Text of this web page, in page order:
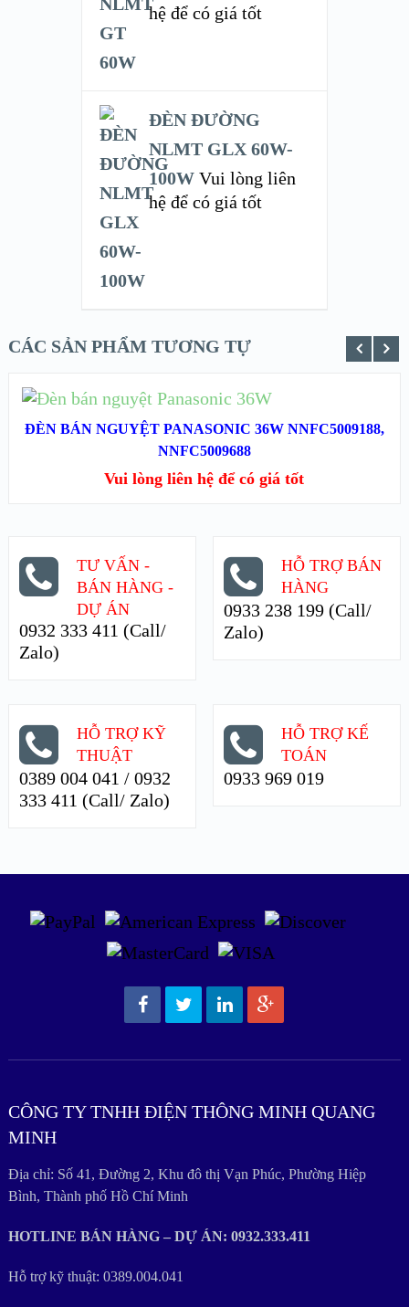
hệ để có giá tốt
ĐÈN ĐƯỜNG
NLMT GLX 60W-
100W Vui lòng liên
hệ để có giá tốt
CÁC SẢN PHẨM TƯƠNG TỰ
XEM NHANH
ĐỌC TIẾP
ĐÈN BÁN NGUYỆT PANASONIC 36W NNFC5009188,
NNFC5009688
Vui lòng liên hệ để có giá tốt
TƯ VẤN -
BÁN HÀNG -
DỰ ÁN
0932 333 411 (Call/
Zalo)
HỖ TRỢ BÁN
HÀNG
0933 238 199 (Call/
Zalo)
HỖ TRỢ KỸ
THUẬT
0389 004 041 / 0932
333 411 (Call/ Zalo)
HỖ TRỢ KẾ
TOÁN
0933 969 019
CÔNG TY TNHH ĐIỆN THÔNG MINH QUANG
MINH
Địa chỉ: Số 41, Đường 2, Khu đô thị Vạn Phúc, Phường Hiệp
Bình, Thành phố Hồ Chí Minh
HOTLINE BÁN HÀNG – DỰ ÁN: 0932.333.411
Hỗ trợ kỹ thuật: 0389.004.041